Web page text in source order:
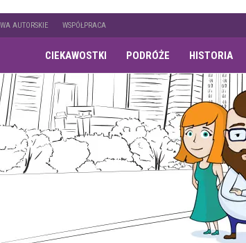
AUTORSKIE WSPÓŁPRACA
CIEKAWOSTKI PODRÓŻE HISTORIA